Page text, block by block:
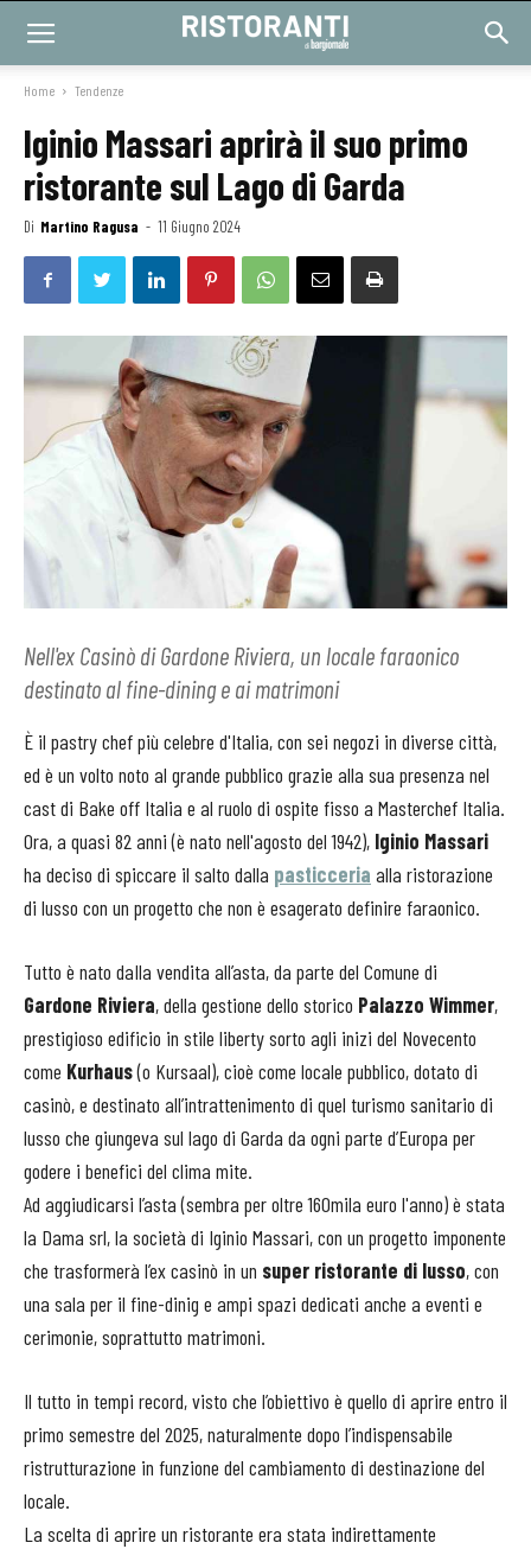
Home Tendenze
Iginio Massari aprirà il suo primo
ristorante sul Lago di Garda
Di Martino Ragusa - 11 Giugno 2024
Nell'ex Casinò di Gardone Riviera, un locale faraonico
destinato al fine-dining e ai matrimoni
È il pastry chef più celebre d'Italia, con sei negozi in diverse città,
ed è un volto noto al grande pubblico grazie alla sua presenza nel
cast di Bake off Italia e al ruolo di ospite fisso a Masterchef Italia.
Ora, a quasi 82 anni (è nato nell'agosto del 1942), Iginio Massari
ha deciso di spiccare il salto dalla pasticceria alla ristorazione
di lusso con un progetto che non è esagerato definire faraonico.
Tutto è nato daIla vendita all’asta, da parte del Comune di
Gardone Riviera, della gestione dello storico Palazzo Wimmer,
prestigioso edificio in stile liberty sorto agli inizi del Novecento
come Kurhaus(o Kursaal), cioè come locale pubblico, dotato di
casinò, e destinato all’intrattenimento di quel turismo sanitario di
lusso che giungeva sul lago di Garda da ogni parte d’Europa per
godere i benefici del clima mite.
Ad aggiudicarsi l’asta (sembra per oltre 160mila euro l'anno) è stata
la Dama srl, la società di Iginio Massari, con un progetto imponente
che trasformerà l’ex casinò in un super ristorante di lusso, con
una sala per il fine-dinig e ampi spazi dedicati anche a eventi e
cerimonie, soprattutto matrimoni.
Il tutto in tempi record, visto che l’obiettivo è quello di aprire entro il
primo semestre del 2025, naturalmente dopo l’indispensabile
ristrutturazione in funzione del cambiamento di destinazione del
locale.
La scelta di aprire un ristorante era stata indirettamente